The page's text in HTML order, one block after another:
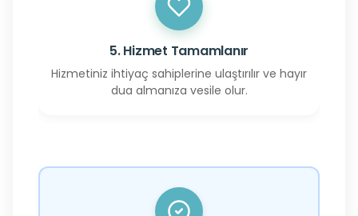
5. Hizmet Tamamlanır
Hizmetiniz ihtiyaç sahiplerine ulaştırılır ve hayır
dua almanıza vesile olur.